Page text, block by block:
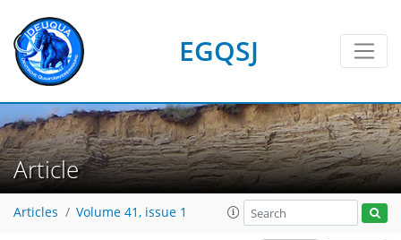
EGQSJ
Article
Articles Volume 41, issue 1